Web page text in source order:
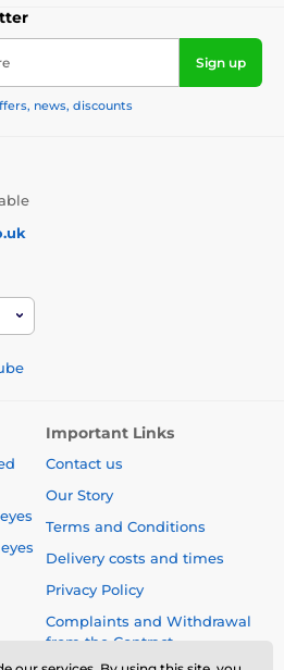
Sign up
news, discounts
Important Links
Contact us
Our Story
Terms and Conditions
Delivery costs and times
Privacy Policy
Complaints and Withdrawal
from the Contract